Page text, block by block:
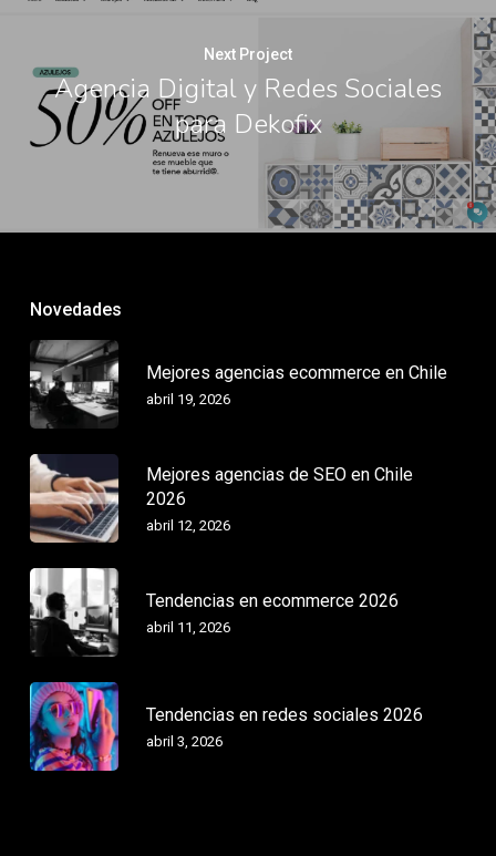
Next Project
Agencia Digital y Redes Sociales
para Dekofix
Novedades
Mejores agencias ecommerce en Chile
abril 19, 2026
Mejores agencias de SEO en Chile
2026
abril 12, 2026
Tendencias en ecommerce 2026
abril 11, 2026
Tendencias en redes sociales 2026
abril 3, 2026